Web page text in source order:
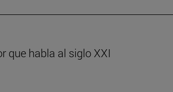
que habla al siglo XXI